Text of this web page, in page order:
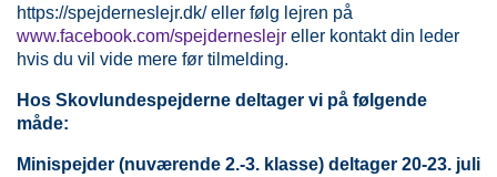
https://spejderneslejr.dk/eller følg lejren på
www.facebook.com/spejderneslejr eller kontakt din leder
hvis du vil vide mere før tilmelding.
Hos Skovlundespejderne deltager vi på følgende
måde:
Minispejder (nuværende 2.-3. klasse) deltager 20-23. juli